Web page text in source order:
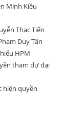
Minh Kiều
Thạc Tiến
Duy Tân
HPM
tham dự đại
hiện quyền